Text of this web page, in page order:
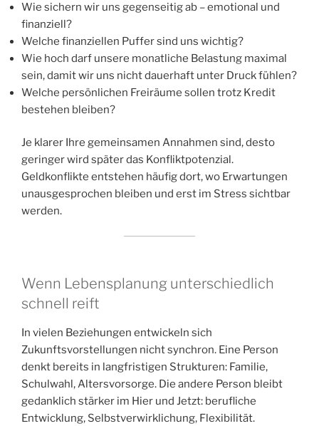
Wie sichern wir uns gegenseitig ab – emotional und
finanziell?
Welche finanziellen Puffer sind uns wichtig?
Wie hoch darf unsere monatliche Belastung maximal
sein, damit wir uns nicht dauerhaft unter Druck fühlen?
Welche persönlichen Freiräume sollen trotz Kredit
bestehen bleiben?
Je klarer Ihre gemeinsamen Annahmen sind, desto
geringer wird später das Konfliktpotenzial.
Geldkonflikte entstehen häufig dort, wo Erwartungen
unausgesprochen bleiben und erst im Stress sichtbar
werden.
Wenn Lebensplanung unterschiedlich
schnell reift
In vielen Beziehungen entwickeln sich
Zukunftsvorstellungen nicht synchron. Eine Person
denkt bereits in langfristigen Strukturen: Familie,
Schulwahl, Altersvorsorge. Die andere Person bleibt
gedanklich stärker im Hier und Jetzt: berufliche
Entwicklung, Selbstverwirklichung, Flexibilität.